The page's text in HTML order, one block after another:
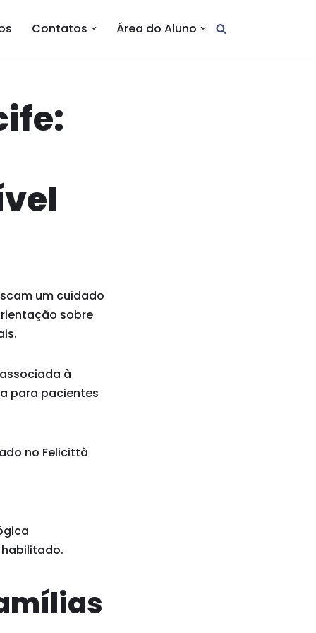
Contatos Área do Aluno
um cuidado
sobre
à
para pacientes
no Felicittà